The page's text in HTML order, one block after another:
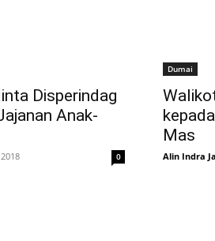
Disperindag
Anak-
0
Dumai
Mas
Alin Indra